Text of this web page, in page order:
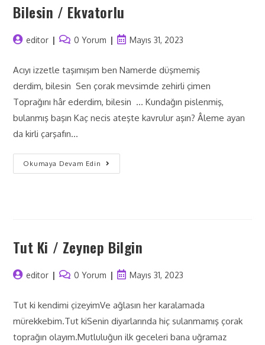
Bilesin / Ekvatorlu
editor 0 Yorum Mayıs 31, 2023
Acıyı izzetle taşımışım ben Namerde düşmemiş
derdim, bilesin Sen çorak mevsimde zehirli çimen
Toprağını hâr ederdim, bilesin ... Kundağın pislenmiş,
bulanmış başın Kaç necis ateşte kavrulur aşın? Âleme ayan
da kirli çarşafın…
Okumaya Devam Edin
Tut Ki / Zeynep Bilgin
editor 0 Yorum Mayıs 31, 2023
Tut ki kendimi çizeyimVe ağlasın her karalamada
mürekkebim.Tut kiSenin diyarlarında hiç sulanmamış çorak
toprağın olayım.Mutluluğun ilk geceleri bana uğramaz